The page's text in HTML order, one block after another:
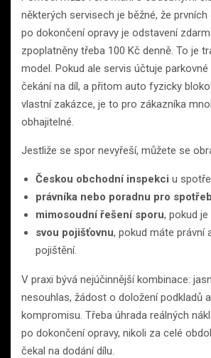
některých servisech je běžné, že
po dokončení opravy je odstavení
zpoplatněny třeba 100 Kč denně. To je
model. Pokud ale servis účtuje
čekání na díl, a přitom auto fyzicky
vlastní zakázce, je to pro zákazníka
obhajitelné.
Jestliže se spor nevyřeší, můžete se
Českou obchodní inspekci u
právníka nebo poradnu pro
mimosoudní řešení sporu, pokud
svou pojišťovnu, pokud máte právní
pojištění.
V praxi bývá nejúčinnější kombinace:
nesouhlas, žádost o doložení podkladů
kompromisu. Třeba úhrada reálných
po dokončení opravy, nikoli za celé
čekal na dodání dílu.